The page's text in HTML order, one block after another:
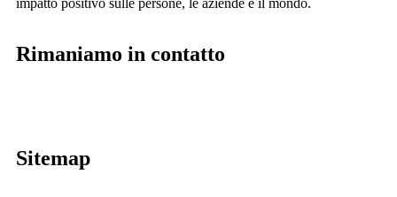
Rimaniamo in contatto
Sitemap